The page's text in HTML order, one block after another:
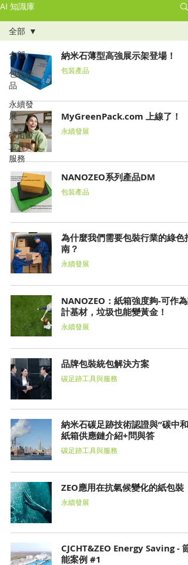
AI 知識庫
全部
包裝產
品
永續發
展
碳足跡
工具與
服務
全部
納米石薄型高強展示架登場！
包裝產品
MyGreenPack.com 上線了！
永續發展
NANOZEO系列產品DM
包裝產品
為什麼我們需要包裝行業的綠色指
南？
永續發展
NANOZEO：紙箱強度夠-可作為
計基材，垃圾也能變黃金！
永續發展
品牌包裝統包解決方案
碳足跡工具與服務
納米石碳足跡技術認證與”碳中和”
紙箱供應鏈介紹+問與答
碳足跡工具與服務
ZEO應用在抗氣候變化的紙包裝
永續發展
CJCHT&ZEO Energy Saving - 節
能案例 #1